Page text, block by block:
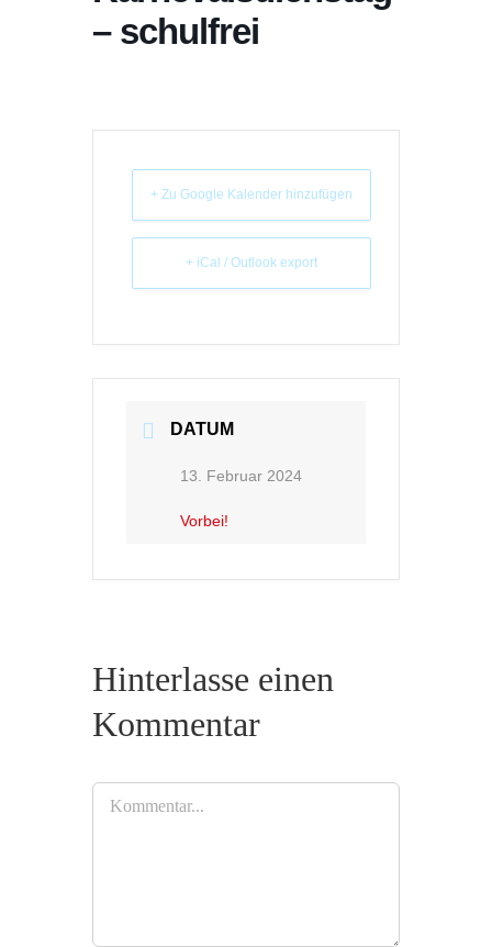
– schulfrei
+ Zu Google Kalender hinzufügen
+ iCal / Outlook export
DATUM
13. Februar 2024
Vorbei!
Hinterlasse einen
Kommentar
Kommentar